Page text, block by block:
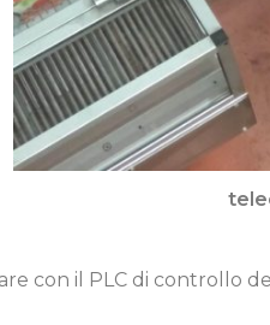
con il PLC di controllo